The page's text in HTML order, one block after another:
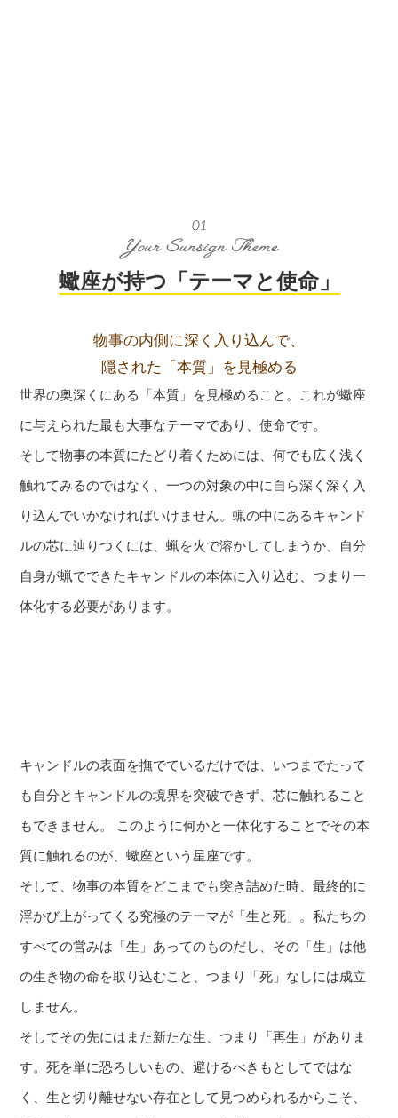
蠍座が持つ「テーマと使命」
物事の内側に深く入り込んで、
隠された「本質」を見極める
世界の奥深くにある「本質」を見極めること。これが蠍座
に与えられた最も大事なテーマであり、使命です。
そして物事の本質にたどり着くためには、何でも広く浅く
触れてみるのではなく、一つの対象の中に自ら深く深く入
り込んでいかなければいけません。蝋の中にあるキャンド
ルの芯に辿りつくには、蝋を火で溶かしてしまうか、自分
自身が蝋でできたキャンドルの本体に入り込む、つまり一
体化する必要があります。
キャンドルの表面を撫でているだけでは、いつまでたって
も自分とキャンドルの境界を突破できず、芯に触れること
もできません。 このように何かと一体化することでその本
質に触れるのが、蠍座という星座です。
そして、物事の本質をどこまでも突き詰めた時、最終的に
浮かび上がってくる究極のテーマが「生と死」。私たちの
すべての営みは「生」あってのものだし、その「生」は他
の生き物の命を取り込むこと、つまり「死」なしには成立
しません。
そしてその先にはまた新たな生、つまり「再生」がありま
す。死を単に恐ろしいもの、避けるべきもとしてではな
く、生と切り離せない存在として見つめられるからこそ、